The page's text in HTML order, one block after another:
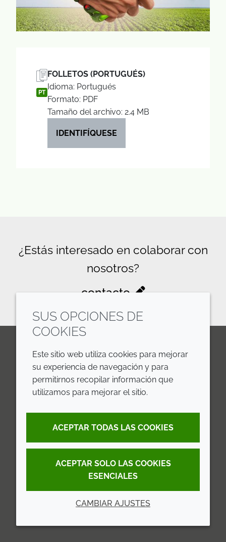
PT
FOLLETOS (PORTUGUÉS)
Idioma: Portugués
Formato: PDF
Tamaño del archivo: 2.4 MB
IDENTIFÍQUESE
¿Estás interesado en colaborar con
nosotros?
contacto
LinkedInYoutubeLine
EMPRESA
Annual Report
Sustainability Report
Croda.com
Terms and Conditions
Privacy Policy
Accessibility
Cookie Policy
SUS OPCIONES DE
COOKIES
Este sitio web utiliza cookies para mejorar
su experiencia de navegación y para
permitirnos recopilar información que
utilizamos para mejorar el sitio.
ACEPTAR TODAS LAS COOKIES
ACEPTAR SOLO LAS COOKIES
ESENCIALES
CAMBIAR AJUSTES